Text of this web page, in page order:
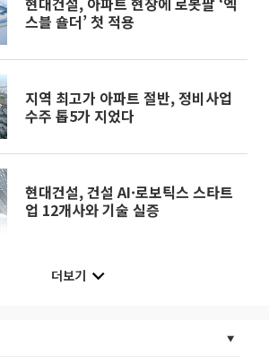
스블 숄더’ 첫 적용
지역 최고가 아파트 절반, 정비사업
수주 톱5가 지었다
현대건설, 건설 AI·로보틱스 스타트
업 12개사와 기술 실증
더보기